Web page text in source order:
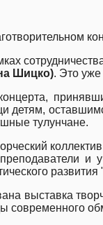
Шицко). Это
тулунчане.
выставка
современного